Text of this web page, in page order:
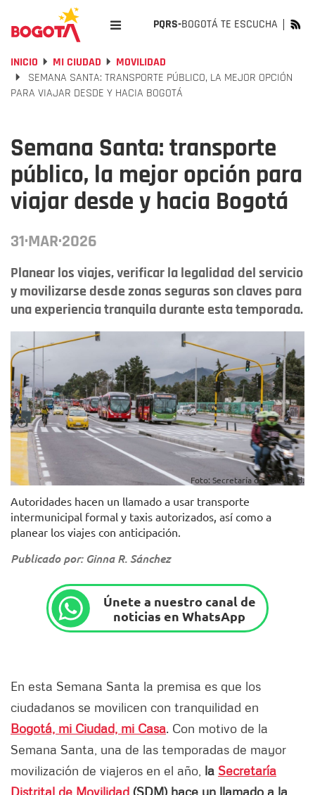
PQRS-BOGOTÁ TE ESCUCHA
INICIO MI CIUDAD
MOVILIDAD
SEMANA SANTA: TRANSPORTE PÚBLICO, LA MEJOR OPCIÓN
PARA VIAJAR DESDE Y HACIA BOGOTÁ
Semana Santa: transporte
público, la mejor opción para
viajar desde y hacia Bogotá
31·MAR·2026
Planear los viajes, verificar la legalidad del servicio
y movilizarse desde zonas seguras son claves para
una experiencia tranquila durante esta temporada.
Foto: Secretaría de Movilidad.
Autoridades hacen un llamado a usar transporte
intermunicipal formal y taxis autorizados, así como a
planear los viajes con anticipación.
Publicado por: Ginna R. Sánchez
Únete a nuestro canal de
noticias en WhatsApp
En esta Semana Santa la premisa es que los
ciudadanos se movilicen con tranquilidad en
Bogotá, mi Ciudad, mi Casa. Con motivo de la
Semana Santa, una de las temporadas de mayor
movilización de viajeros en el año, la Secretaría
Distrital de Movilidad (SDM) hace un llamado a la